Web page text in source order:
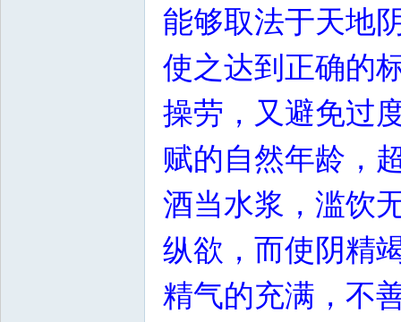
能够取法于天地
使之达到正确的
操劳，又避免过
赋的自然年龄，
酒当水浆，滥饮
纵欲，而使阴精
精气的充满，不